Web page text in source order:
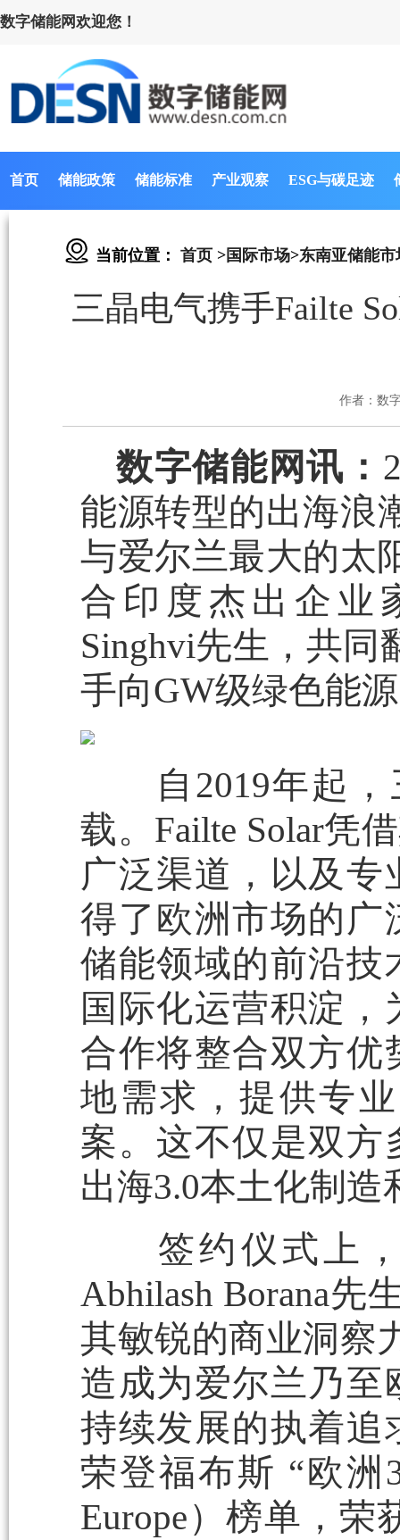
数字储能网欢迎您！
首页 储能政策 储能标准 产业观察 ESG与碳足迹
当前位置： 首页 >国际市场>东南亚储能市
三晶电气携手Failte
作者：数
数字储能网讯：
能源转型的出海浪
与爱尔兰最大的太
合印度杰出企业
Singhvi先生，共同
手向GW级绿色能
自2019年起，
载。Failte Solar凭
广泛渠道，以及
得了欧洲市场的广
储能领域的前沿技
国际化运营积淀
合作将整合双方优
地需求，提供专
案。这不仅是双方
出海3.0本土化制
签约仪式上，
Abhilash Borana先
其敏锐的商业洞察
造成为爱尔兰乃至
持续发展的执着追
荣登福布斯 “欧洲
Europe）榜单，